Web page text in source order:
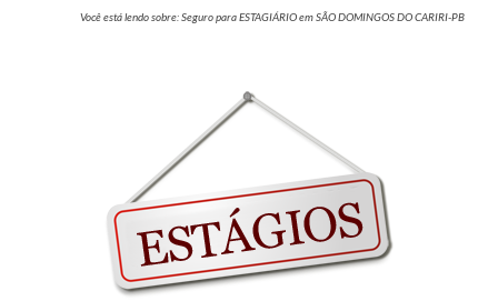
Você está lendo sobre: Seguro para ESTAGIÁRIO em SÃO DOMINGOS DO CARIRI-PB